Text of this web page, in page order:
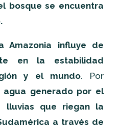
bosque se encuentra
Amazonia influye de
en la estabilidad
y el mundo. Por
generado por el
lluvias que riegan la
a través de